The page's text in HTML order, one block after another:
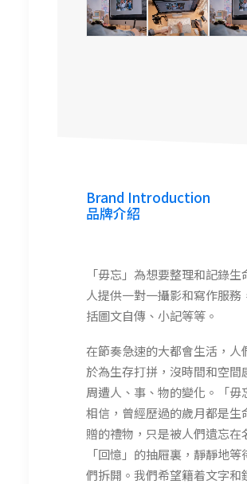
Brand Introduction
品牌介紹
「毋忘」為想要整理和記錄生
人提供一對一攝影和寫作服務
括圖文自傳、小記等等。
在節奏急速的大都會生活，人
於為生存打拼，沒時間和空間
周遭人、事、物的變化。「毋
相信，曾經歷過的歲月都是生
贈的禮物，只是被人們遺忘在
「回憶」的抽屜裏，靜靜地等
們拆開。我們希望籍着文字和